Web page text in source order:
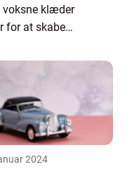
voksne klæder
for at skabe
vil ...
2024